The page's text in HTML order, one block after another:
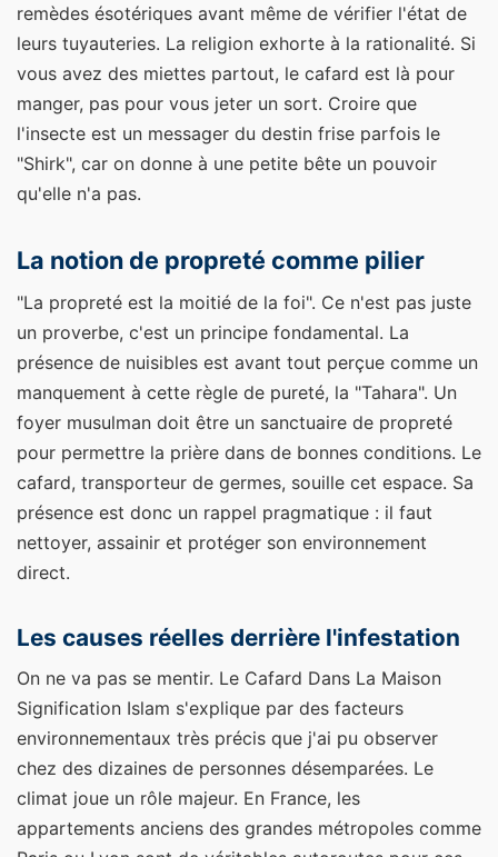
remèdes ésotériques avant même de vérifier l'état de
leurs tuyauteries. La religion exhorte à la rationalité. Si
vous avez des miettes partout, le cafard est là pour
manger, pas pour vous jeter un sort. Croire que
l'insecte est un messager du destin frise parfois le
"Shirk", car on donne à une petite bête un pouvoir
qu'elle n'a pas.
La notion de propreté comme pilier
"La propreté est la moitié de la foi". Ce n'est pas juste
un proverbe, c'est un principe fondamental. La
présence de nuisibles est avant tout perçue comme un
manquement à cette règle de pureté, la "Tahara". Un
foyer musulman doit être un sanctuaire de propreté
pour permettre la prière dans de bonnes conditions. Le
cafard, transporteur de germes, souille cet espace. Sa
présence est donc un rappel pragmatique : il faut
nettoyer, assainir et protéger son environnement
direct.
Les causes réelles derrière l'infestation
On ne va pas se mentir. Le Cafard Dans La Maison
Signification Islam s'explique par des facteurs
environnementaux très précis que j'ai pu observer
chez des dizaines de personnes désemparées. Le
climat joue un rôle majeur. En France, les
appartements anciens des grandes métropoles comme